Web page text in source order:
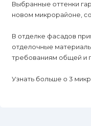
Выбранные оттенки
новом микрорайоне,
В отделке фасадов
отделочные
требованиям общей и
Узнать больше о 3